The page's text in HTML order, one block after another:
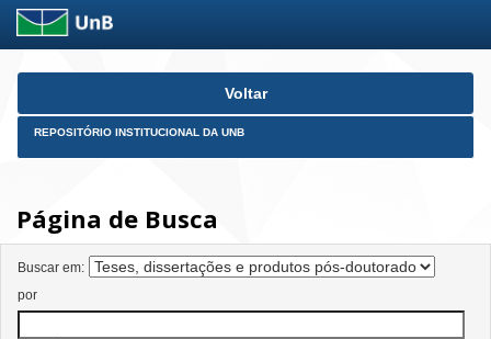
Skip
Voltar
REPOSITÓRIO INSTITUCIONAL DA UNB
Página de Busca
Buscar em:
por